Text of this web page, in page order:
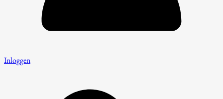
Inloggen